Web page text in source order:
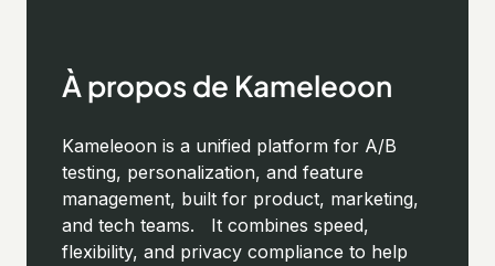
À propos de Kameleoon
Kameleoon is a unified platform for A/B
testing, personalization, and feature
management, built for product, marketing,
and tech teams. It combines speed,
flexibility, and privacy compliance to help